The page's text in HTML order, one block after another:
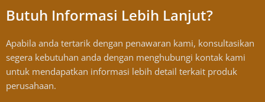
Butuh Informasi Lebih Lanjut?
Apabila anda tertarik dengan penawaran kami, konsultasikan
segera kebutuhan anda dengan menghubungi kontak kami
untuk mendapatkan informasi lebih detail terkait produk
perusahaan.